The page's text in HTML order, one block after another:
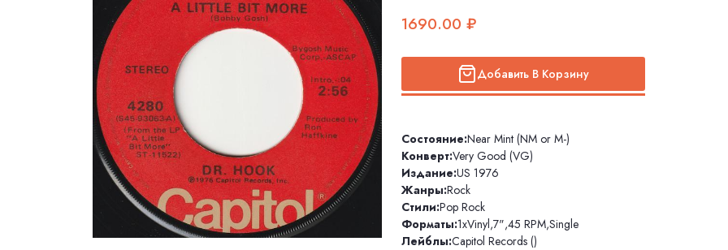
1690.00 ₽
Добавить В Корзину
Состояние:Near Mint (NM or M-)
Конверт:Very Good (VG)
Издание:US 1976
Жанры:Rock
Стили:Pop Rock
Форматы:1xVinyl,7",45 RPM,Single
Лейблы:Capitol Records ()